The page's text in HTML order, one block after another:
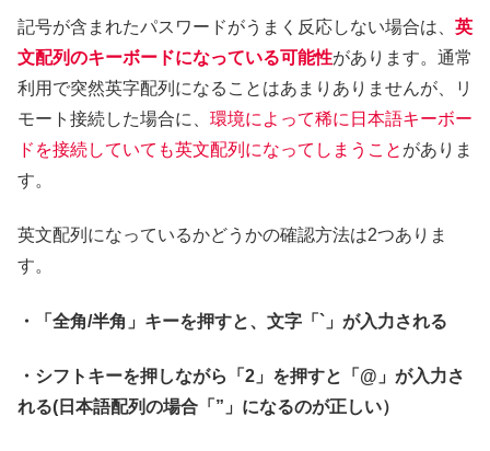
記号が含まれたパスワードがうまく反応しない場合は、 英
文配列のキーボードになっている可能性があります。通常
利用で突然英字配列になることはあまりありませんが、リ
モート接続した場合に、 環境によって稀に日本語キーボー
ドを接続していても英文配列になってしまうこと がありま
す。
英文配列になっているかどうかの確認方法は2つありま
す。
・「全角/半角」キーを押すと、文字「`」が入力される
・シフトキーを押しながら「2」を押すと「@」が入力さ
れる(日本語配列の場合「”」になるのが正しい）